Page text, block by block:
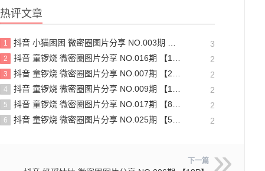
热评文章
1 抖音 小猫困困 微密圈图片分享 NO.003期 【23P16V】最新至：2025.1.23 3
2 抖音 童锣烧 微密圈图片分享 NO.016期 【17P12V】最新至：2024.11.12 2
3 抖音 童锣烧 微密圈图片分享 NO.007期 【25P7V】最新至：2023.10.24 2
4 抖音 童锣烧 微密圈图片分享 NO.009期 【13P】最新至：2023.12.28 2
5 抖音 童锣烧 微密圈图片分享 NO.017期 【8P2V】最新至：2204.11.14 2
6 抖音 童锣烧 微密圈图片分享 NO.025期 【5V】最新至：2025.3.12 2
下一篇